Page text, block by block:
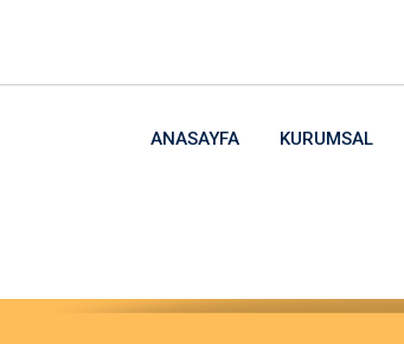
ANASAYFA KURUMSAL